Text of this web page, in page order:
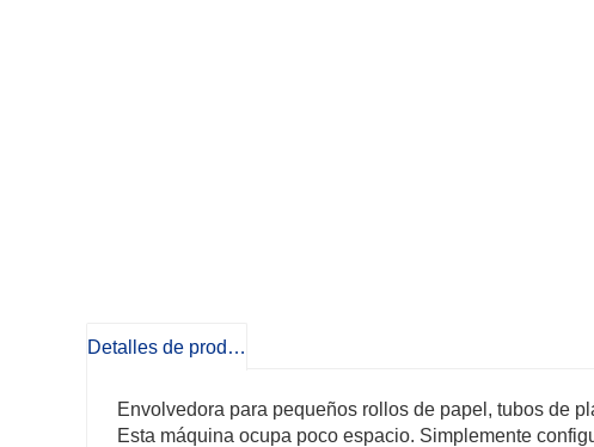
Detalles de producto
Envolvedora para pequeños rollos de papel, tubos de
Esta máquina ocupa poco espacio. Simplemente